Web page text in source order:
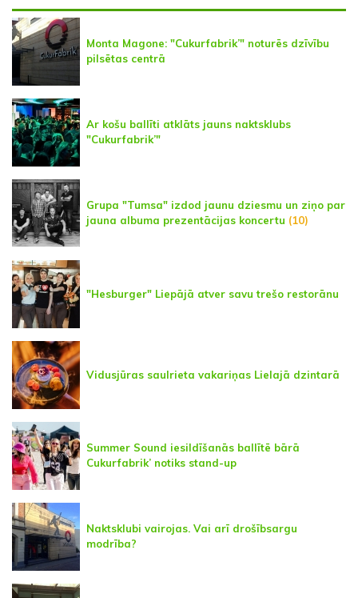
Monta Magone: "Cukurfabrik’" noturēs dzīvību
pilsētas centrā
Ar košu ballīti atklāts jauns naktsklubs
"Cukurfabrik’"
Grupa "Tumsa" izdod jaunu dziesmu un ziņo par
jauna albuma prezentācijas koncertu (10)
"Hesburger" Liepājā atver savu trešo restorānu
Vidusjūras saulrieta vakariņas Lielajā dzintarā
Summer Sound iesildīšanās ballītē bārā
Cukurfabrik’ notiks stand-up
Naktsklubi vairojas. Vai arī drošībsargu
modrība?